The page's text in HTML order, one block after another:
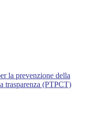
la prevenzione della
trasparenza (PTPCT)